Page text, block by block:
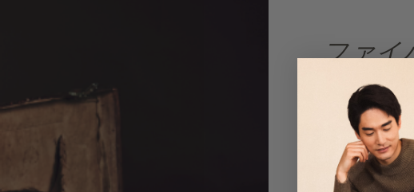
ファイ
トッ
Shokayは、さま
地域から直接調
な品質の繊維を